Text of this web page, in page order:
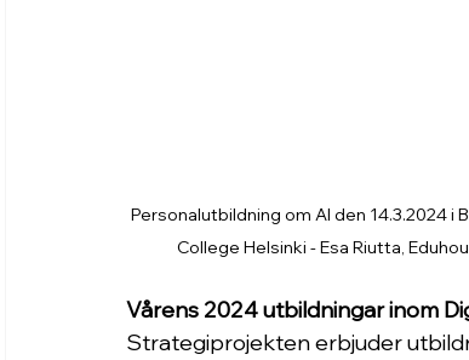
Personalutbildning om AI den 14.3.2024 i
College Helsinki - Esa Riutta,
Vårens 2024 utbildningar inom
Strategiprojekten erbjuder